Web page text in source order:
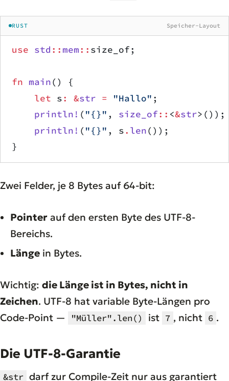
RUST Speicher-Layout
use std :: mem:: size_of;
fn main() {
    let
s: &str = "Hallo" ;
    println!
( "{}" , size_of:: <&str
    println!
( "{}" , s. len
}
Zwei Felder, je 8 Bytes auf 64-bit:
Pointer auf den ersten Byte des UTF-8-
Bereichs.
Länge in Bytes.
Wichtig: die Länge ist in Bytes, nicht in
Zeichen. UTF-8 hat variable Byte-Längen pro
Code-Point —
"Müller".len() ist 7 , nicht 6 .
Die UTF-8-Garantie
&str darf zur Compile-Zeit nur aus garantiert